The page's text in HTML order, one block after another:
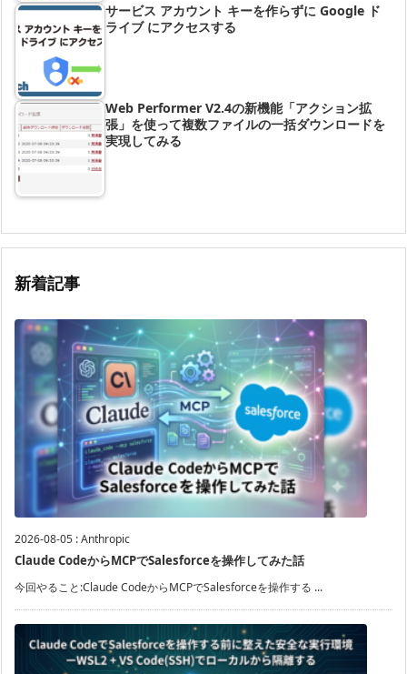
サービス アカウント キーを作らずに Google ド
ライブ にアクセスする
Web Performer V2.4の新機能「アクション拡
張」を使って複数ファイルの一括ダウンロードを
実現してみる
新着記事
2026-08-05 :Anthropic
Claude CodeからMCPでSalesforceを操作してみた話
今回やること:Claude CodeからMCPでSalesforceを操作する ...